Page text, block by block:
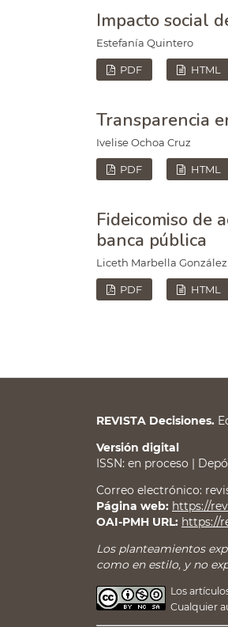
Impacto social
Estefanía Quintero
PDF HTML
Transparencia
Ivelise Ochoa Cruz
PDF HTML
Fideicomiso de
banca pública
Liceth Marbella
PDF HTML
REVISTA Decisiones.
Versión digital
ISSN: en proceso |
Correo electrónico:
Página web: https://
OAI-PMH URL: https://
Los planteamientos
como en estilo, y no
Los
Cualquier